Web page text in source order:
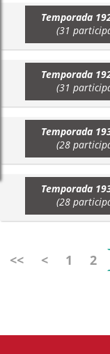
Temporada
(31
Temporada
(31
Temporada
(28
Temporada
(28
<< < 1 2